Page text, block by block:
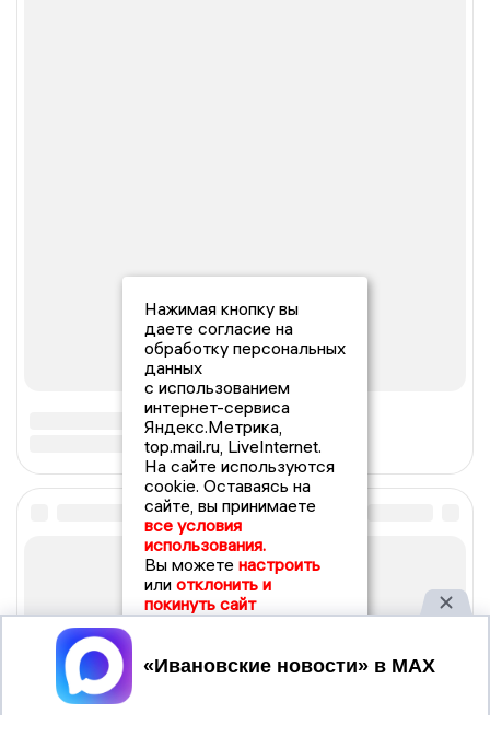
Нажимая кнопку вы
даете согласие на
обработку персональных
данных
с использованием
интернет-сервиса
Яндекс.Метрика,
top.mail.ru, LiveInternet.
На сайте используются
cookie. Оставаясь на
сайте, вы принимаете
все условия
использования.
Вы можете настроить
или отклонить и
покинуть сайт
Принять